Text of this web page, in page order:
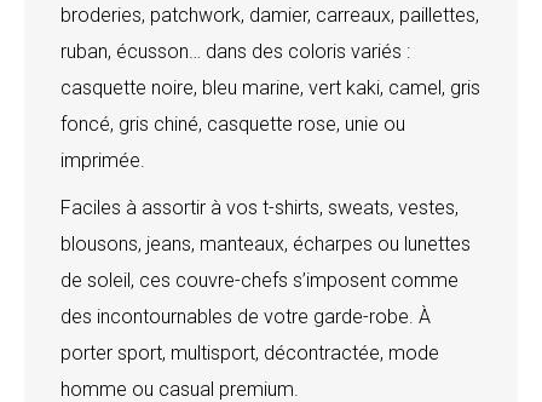
broderies, patchwork, damier, carreaux, paillettes,
ruban, écusson… dans des coloris variés :
casquette noire, bleu marine, vert kaki, camel, gris
foncé, gris chiné, casquette rose, unie ou
imprimée.
Faciles à assortir à vos t-shirts, sweats, vestes,
blousons, jeans, manteaux, écharpes ou lunettes
de soleil, ces couvre-chefs s’imposent comme
des incontournables de votre garde-robe. À
porter sport, multisport, décontractée, mode
homme ou casual premium.